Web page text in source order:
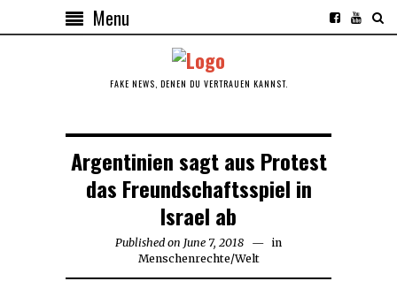
Menu
FAKE NEWS, DENEN DU VERTRAUEN KANNST.
Argentinien sagt aus Protest
das Freundschaftsspiel in
Israel ab
Published on June 7, 2018 June
7,
in
Menschenrechte/Welt